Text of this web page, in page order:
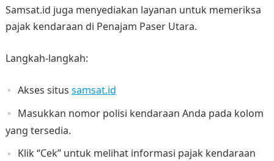
Samsat.id juga menyediakan layanan untuk memeriksa
pajak kendaraan di Penajam Paser Utara.
Langkah-langkah:
Akses situs samsat.id
Masukkan nomor polisi kendaraan Anda pada kolom
yang tersedia.
Klik “Cek” untuk melihat informasi pajak kendaraan